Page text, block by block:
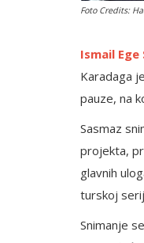
Foto Credits:
Ismail Ege
Karadaga
pauze, na
Sasmaz
projekta,
glavnih
turskoj
Snimanje